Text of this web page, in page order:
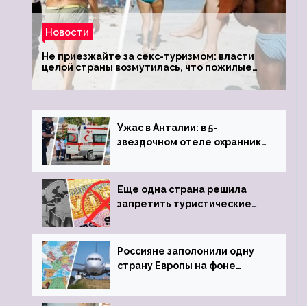
Новости
Не приезжайте за секс-туризмом: власти
целой страны возмутилась, что пожилые
туристки массово едут к ним, чтобы
обзавестись молодыми любовниками
Ужас в Анталии: в 5-
звездочном отеле охранник
пистолета
Еще одна страна решила
запретить туристические
Россияне заполонили одну
страну Европы на фоне
виз